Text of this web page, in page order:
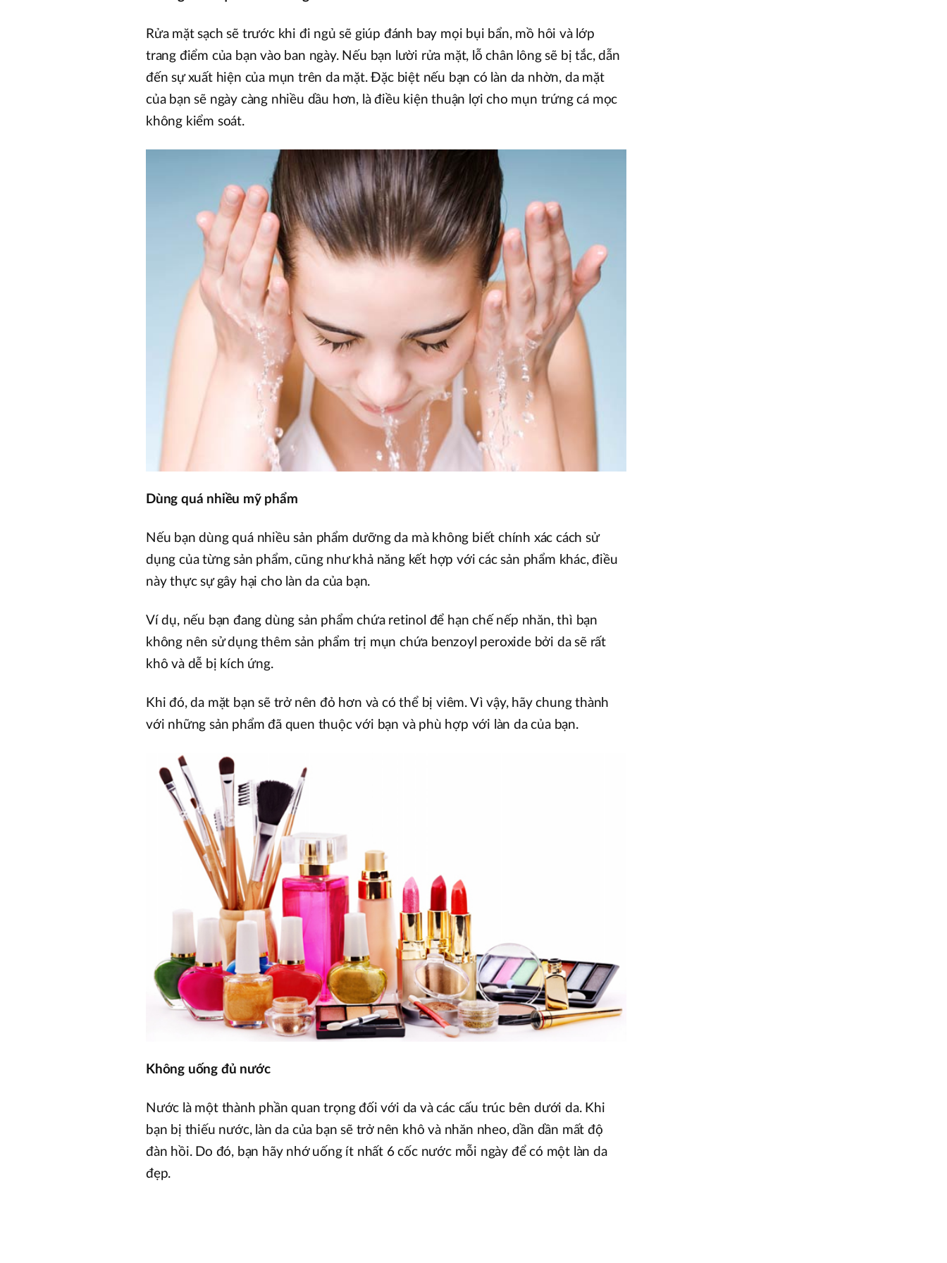
Rửa mặt sạch sẽ trước khi đi ngủ sẽ giúp đánh bay mọi bụi bẩn, mồ hôi và lớp
trang điểm của bạn vào ban ngày. Nếu bạn lười rửa mặt, lỗ chân lông sẽ bị tắc, dẫn
đến sự xuất hiện của mụn trên da mặt. Đặc biệt nếu bạn có làn da nhờn, da mặt
của bạn sẽ ngày càng nhiều dầu hơn, là điều kiện thuận lợi cho mụn trứng cá mọc
không kiểm soát.
Dùng quá nhiều mỹ phẩm
Nếu bạn dùng quá nhiều sản phẩm dưỡng da mà không biết chính xác cách sử
dụng của từng sản phẩm, cũng như khả năng kết hợp với các sản phẩm khác, điều
này thực sự gây hại cho làn da của bạn.
Ví dụ, nếu bạn đang dùng sản phẩm chứa retinol để hạn chế nếp nhăn, thì bạn
không nên sử dụng thêm sản phẩm trị mụn chứa benzoyl peroxide bởi da sẽ rất
khô và dễ bị kích ứng.
Khi đó, da mặt bạn sẽ trở nên đỏ hơn và có thể bị viêm. Vì vậy, hãy chung thành
với những sản phẩm đã quen thuộc với bạn và phù hợp với làn da của bạn.
Không uống đủ nước
Nước là một thành phần quan trọng đối với da và các cấu trúc bên dưới da. Khi
bạn bị thiếu nước, làn da của bạn sẽ trở nên khô và nhăn nheo, dần dần mất độ
đàn hồi. Do đó, bạn hãy nhớ uống ít nhất 6 cốc nước mỗi ngày để có một làn da
đẹp.